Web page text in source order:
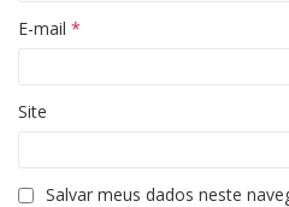
E-mail *
Site
Salvar meus dados neste